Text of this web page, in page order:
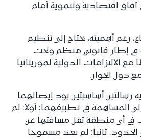
آفاق اقتصادية وتنموية أمام
أهميته، يحتاج إلى تنظيم
إطار قانوني منظم وتحت
الالتزامات الدولية لموريتانيا
دول الجوار.
رسالتين أساسيتين يود إيصالهما
المساهمة في تطبيقهما: أولا: لم
في أي منطقة تقل مسافتها عن
ثانيا: لم يعد مسموحا